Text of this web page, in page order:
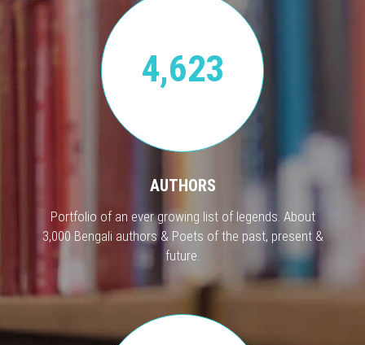
4,623
AUTHORS
Portfolio of an ever growing list of legends. About
3,000 Bengali authors & Poets of the past, present &
future.